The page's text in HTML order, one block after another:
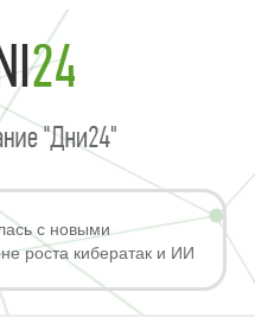
с новыми
роста кибератак и ИИ